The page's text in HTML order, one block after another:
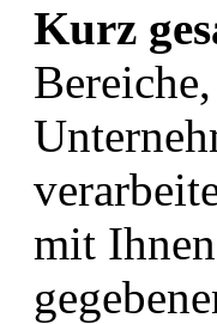
Kurz
mit